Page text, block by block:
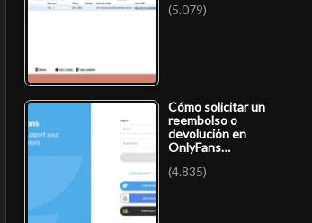
(5.079)
Cómo solicitar un
reembolso o
devolución en
OnlyFans…
(4.835)